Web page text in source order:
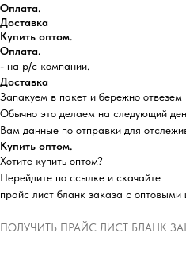
Оплата.
Доставка
Купить оптом.
Оплата.
- на р/с компании.
Доставка
Запакуем в пакет и бережно
Обычно это делаем на следующий
Вам данные по отправки для
Купить оптом.
Хотите купить оптом?
Перейдите по ссылке и скачайте
прайс лист бланк заказа с оптовыми
ПОЛУЧИТЬ ПРАЙС ЛИСТ БЛАНК